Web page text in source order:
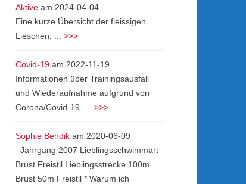
Aktive am 2024-04-04
Eine kurze Übersicht der fleissigen
Lieschen. ... >>>
Covid-19 am 2022-11-19
Informationen über Trainingsausfall
und Wiederaufnahme aufgrund von
Corona/Covid-19. ... >>>
Sophie Bendik am 2020-06-09
Jahrgang 2007 Lieblingsschwimmart
Brust Freistil Lieblingsstrecke 100m
Brust 50m Freistil * Warum ich